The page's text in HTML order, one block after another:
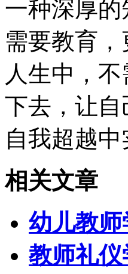
一种深厚
需要教育
人生中，
下去，让
自我超越
相关文章
幼儿教
教师礼